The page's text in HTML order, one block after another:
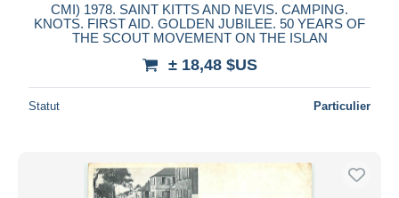
CMI) 1978. SAINT KITTS AND NEVIS. CAMPING.
KNOTS. FIRST AID. GOLDEN JUBILEE. 50 YEARS OF
THE SCOUT MOVEMENT ON THE ISLAN
± 18,48 $US
Statut Particulier